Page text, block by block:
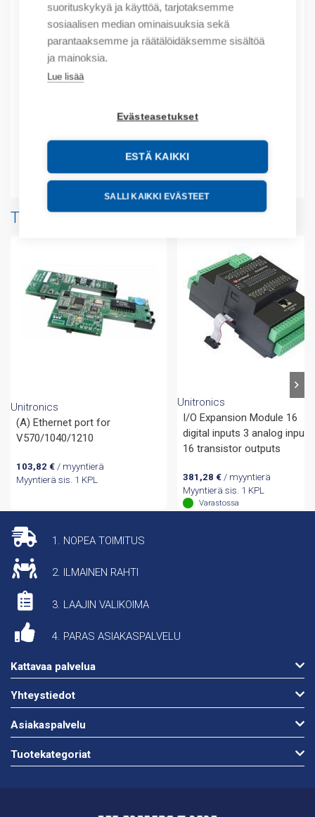
suorituskykyä ja käyttöä, tarjotaksemme
sosiaalisen median ominaisuuksia sekä
parantaaksemme ja räätälöidäksemme sisältöä
ja mainoksia.
Lue lisää
Evästeasetukset
ESTÄ KAIKKI
SALLI KAIKKI EVÄSTEET
Tilauskoodi: UAGXKP300
Product order number: UAGXKP300
Valmistajan tuotenumero: UAG-XKP300
Tuotteen tullikoodi: 85176200
Lisätiedot
Liitteet
Tuotteita samalta valmistajalta
Unitronics
(A) Ethernet port for
V570/1040/1210
103,82 €/ myyntierä
Myyntierä sis. 1 KPL
Unitronics
I/O Expansion Module 16
digital inputs 3 analog inputs
16 transistor outputs
381,28 € / myyntierä
Myyntierä sis. 1 KPL
Varastossa
1. NOPEA TOIMITUS
2. ILMAINEN RAHTI
3. LAAJIN VALIKOIMA
4. PARAS ASIAKASPALVELU
Kattavaa palvelua
Yhteystiedot
Asiakaspalvelu
Tuotekategoriat